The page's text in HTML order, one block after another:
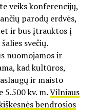
veiks konferencijų,
parodų erdvės,
ir bus įtrauktos į
svečių.
nuomojamos ir
kad kultūros,
ir maisto
5.500 kv. m.Vilniaus
bendrosios